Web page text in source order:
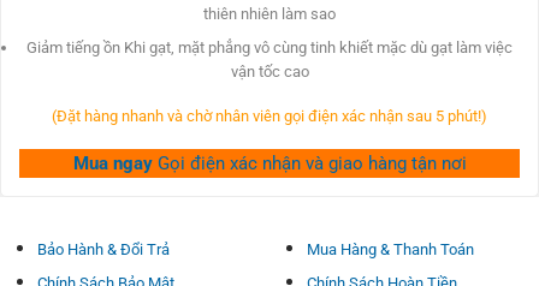
thiên nhiên làm sao
Giảm tiếng ồn Khi gạt, mặt phẳng vô cùng tinh khiết mặc dù gạt làm việc
vận tốc cao
(Đặt hàng nhanh và chờ nhân viên gọi điện xác nhận sau 5 phút!)
Mua ngay Gọi điện xác nhận và giao hàng tận nơi
Bảo Hành & Đổi Trả
Mua Hàng & Thanh Toán